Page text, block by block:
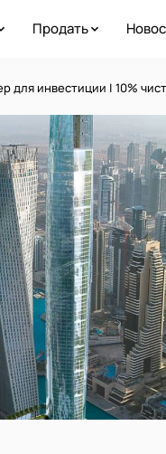
Продать
для инвестиции | 10%